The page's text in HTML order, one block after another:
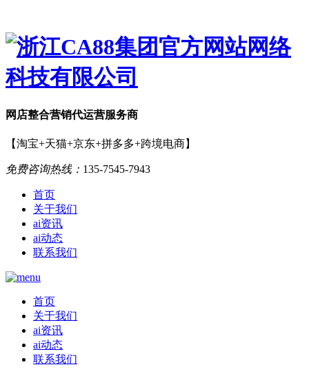
网店整合营销代运营服务商
【淘宝+天猫+京东+拼多多+跨境电商】
免费咨询热线： 135-7545-7943
首页
关于我们
ai资讯
ai动态
联系我们
首页
关于我们
ai资讯
ai动态
联系我们